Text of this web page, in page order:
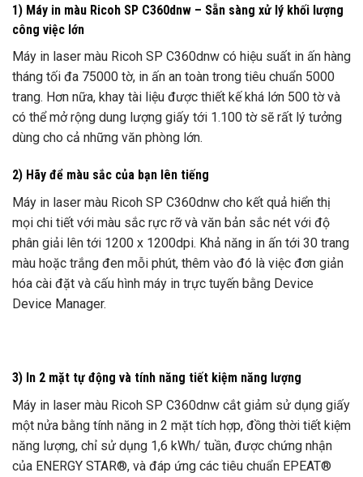
1) Máy in màu Ricoh SP C360dnw – Sẵn sàng xử lý khối lượng
công việc lớn
Máy in laser màu Ricoh SP C360dnw có hiệu suất in ấn hàng
tháng tối đa 75000 tờ, in ấn an toàn trong tiêu chuẩn 5000
trang. Hơn nữa, khay tài liệu được thiết kế khá lớn 500 tờ và
có thể mở rộng dung lượng giấy tới 1.100 tờ sẽ rất lý tưởng
dùng cho cả những văn phòng lớn.
2) Hãy để màu sắc của bạn lên tiếng
Máy in laser màu Ricoh SP C360dnw cho kết quả hiển thị
mọi chi tiết với màu sắc rực rỡ và văn bản sắc nét với độ
phân giải lên tới 1200 x 1200dpi. Khả năng in ấn tới 30 trang
màu hoặc trắng đen mỗi phút, thêm vào đó là việc đơn giản
hóa cài đặt và cấu hình máy in trực tuyến bằng Device
Device Manager.
3) In 2 mặt tự động và tính năng tiết kiệm năng lượng
Máy in laser màu Ricoh SP C360dnw cắt giảm sử dụng giấy
một nửa bằng tính năng in 2 mặt tích hợp, đồng thời tiết kiệm
năng lượng, chỉ sử dụng 1,6 kWh/ tuần, được chứng nhận
của ENERGY STAR®, và đáp ứng các tiêu chuẩn EPEAT®